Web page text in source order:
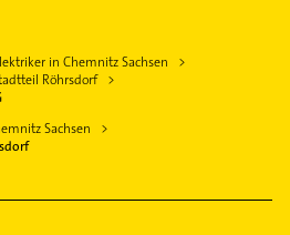
in Chemnitz Sachsen
Röhrsdorf
Sachsen